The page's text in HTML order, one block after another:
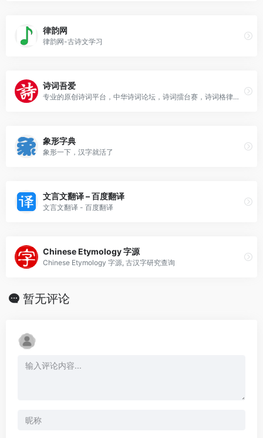
律韵网
律韵网-古诗文学习
诗词吾爱
专业的原创诗词平台，中华诗词论坛，诗词擂台赛，诗词格律检测APP(平水韵、词林正韵、中华新韵)，写诗填词利器，钦定词谱电子版
象形字典
象形一下，汉字就活了
文言文翻译 – 百度翻译
文言文翻译 - 百度翻译
Chinese Etymology 字源
Chinese Etymology 字源, 古汉字研究查询
暂无评论